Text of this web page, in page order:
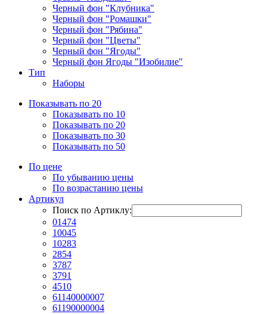
Черный фон "Клубника"
Черный фон "Ромашки"
Черный фон "Рябина"
Черный фон "Цветы"
Черный фон "Ягоды"
Черный фон Ягоды "Изобилие"
Тип
Наборы
Показывать по 20
Показывать по 10
Показывать по 20
Показывать по 30
Показывать по 50
По цене
По убыванию цены
По возрастанию цены
Артикул
Поиск по Артиклу:
01474
10045
10283
2854
3787
3791
4510
61140000007
61190000004